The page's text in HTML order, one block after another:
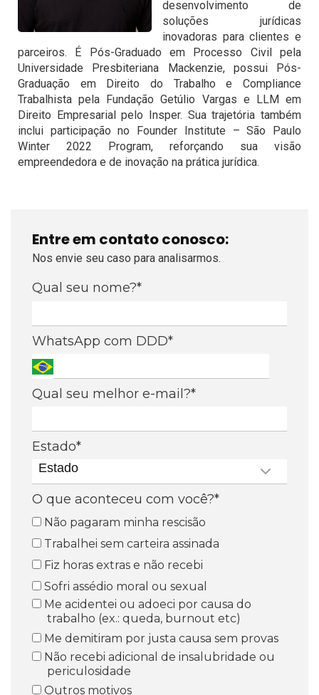
desenvolvimento de
soluções jurídicas
inovadoras para clientes e
parceiros. É Pós-Graduado em Processo Civil pela
Universidade Presbiteriana Mackenzie, possui Pós-
Graduação em Direito do Trabalho e Compliance
Trabalhista pela Fundação Getúlio Vargas e LLM em
Direito Empresarial pelo Insper. Sua trajetória também
inclui participação no Founder Institute – São Paulo
Winter 2022 Program, reforçando sua visão
empreendedora e de inovação na prática jurídica.
Entre em contato conosco:
Nos envie seu caso para analisarmos.
Qual seu nome?*
WhatsApp com DDD*
Qual seu melhor e-mail?*
Estado*
Estado
O que aconteceu com você?*
Não pagaram minha rescisão
Trabalhei sem carteira assinada
Fiz horas extras e não recebi
Sofri assédio moral ou sexual
Me acidentei ou adoeci por causa do
trabalho (ex.: queda, burnout etc)
Me demitiram por justa causa sem provas
Não recebi adicional de insalubridade ou
periculosidade
Outros motivos